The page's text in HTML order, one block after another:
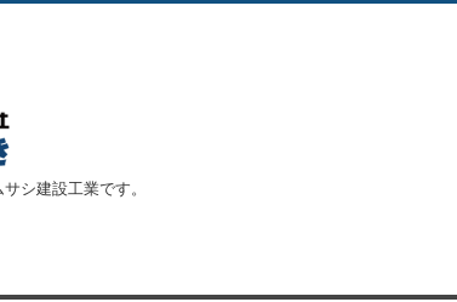
シ建設工業です。